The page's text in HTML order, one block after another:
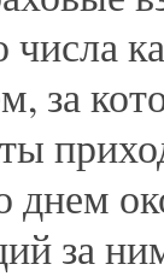
числа
за
за